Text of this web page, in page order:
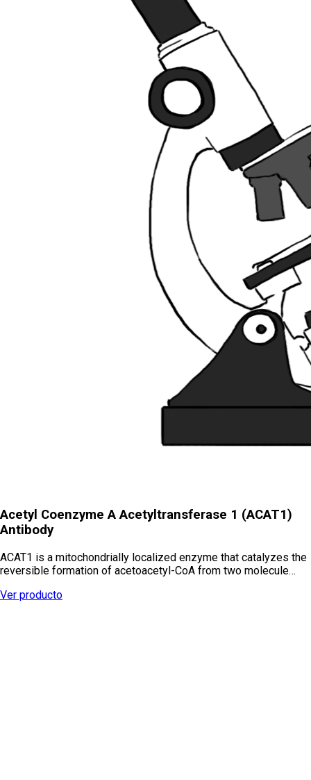
Acetyl Coenzyme A Acetyltransferase 1 (ACAT1)
Antibody
ACAT1 is a mitochondrially localized enzyme that catalyzes the
reversible formation of acetoacetyl-CoA from two molecule…
Ver producto